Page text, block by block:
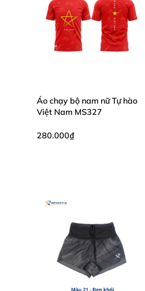
Liên hệ ngay với Xsports
phục các đường đua!
Áo chạy bộ nam nữ Tự hào
Việt Nam MS327
280.000₫